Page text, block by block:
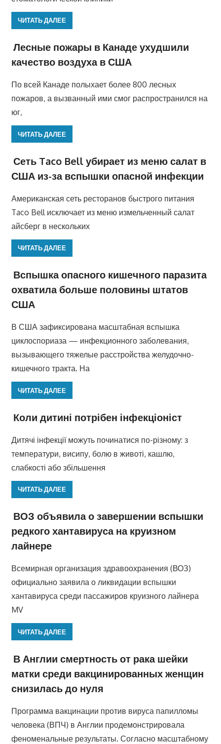
ЧИТАТЬ ДАЛЕЕ
Лесные пожары в Канаде ухудшили
качество воздуха в США
По всей Канаде полыхает более 800 лесных
пожаров, а вызванный ими смог распространился на
юг,
ЧИТАТЬ ДАЛЕЕ
Сеть Taco Bell убирает из меню салат в
США из-за вспышки опасной инфекции
Американская сеть ресторанов быстрого питания
Taco Bell исключает из меню измельченный салат
айсберг в нескольких
ЧИТАТЬ ДАЛЕЕ
Вспышка опасного кишечного паразита
охватила больше половины штатов
США
В США зафиксирована масштабная вспышка
циклоспориаза — инфекционного заболевания,
вызывающего тяжелые расстройства желудочно-
кишечного тракта. На
ЧИТАТЬ ДАЛЕЕ
Коли дитині потрібен інфекціоніст
Дитячі інфекції можуть починатися по-різному: з
температури, висипу, болю в животі, кашлю,
слабкості або збільшення
ЧИТАТЬ ДАЛЕЕ
ВОЗ объявила о завершении вспышки
редкого хантавируса на круизном
лайнере
Всемирная организация здравоохранения (ВОЗ)
официально заявила о ликвидации вспышки
хантавируса среди пассажиров круизного лайнера
MV
ЧИТАТЬ ДАЛЕЕ
В Англии смертность от рака шейки
матки среди вакцинированных женщин
снизилась до нуля
Программа вакцинации против вируса папилломы
человека (ВПЧ) в Англии продемонстрировала
феноменальные результаты. Согласно масштабному